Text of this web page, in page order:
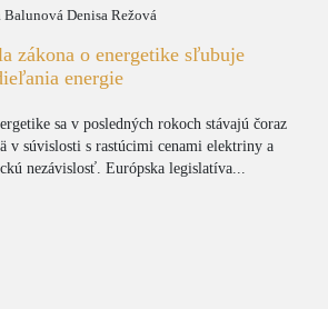
Balunová Denisa Režová
zákona o energetike sľubuje
energie
sa v posledných rokoch stávajú čoraz
v súvislosti s rastúcimi cenami elektriny a
nezávislosť. Európska legislatíva...